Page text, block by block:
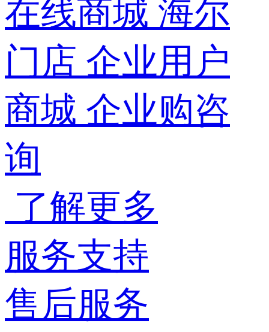
在线商城 海尔
门店 企业用户
商城 企业购咨
询
了解更多
服务支持
售后服务